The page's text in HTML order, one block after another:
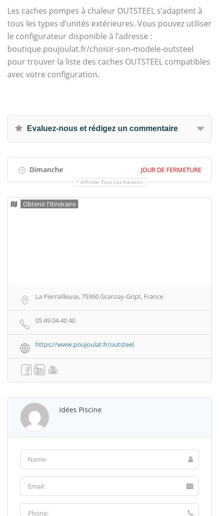
Les caches pompes à chaleur OUTSTEEL s’adaptent à
tous les types d’unités extérieures. Vous pouvez utiliser
le configurateur disponible à l’adresse :
boutique.poujoulat.fr/choisir-son-modele-outsteel
pour trouver la liste des caches OUTSTEEL compatibles
avec votre configuration.
Evaluez-nous et rédigez un commentaire
Dimanche JOUR DE FERMETURE
Afficher Tous Les Horaires
Obtenir l'itinéraire
La Pierrailleuse, 79360 Granzay-Gript, France
05 49 04 40 40
https://www.poujoulat.fr/outsteel
Idées Piscine